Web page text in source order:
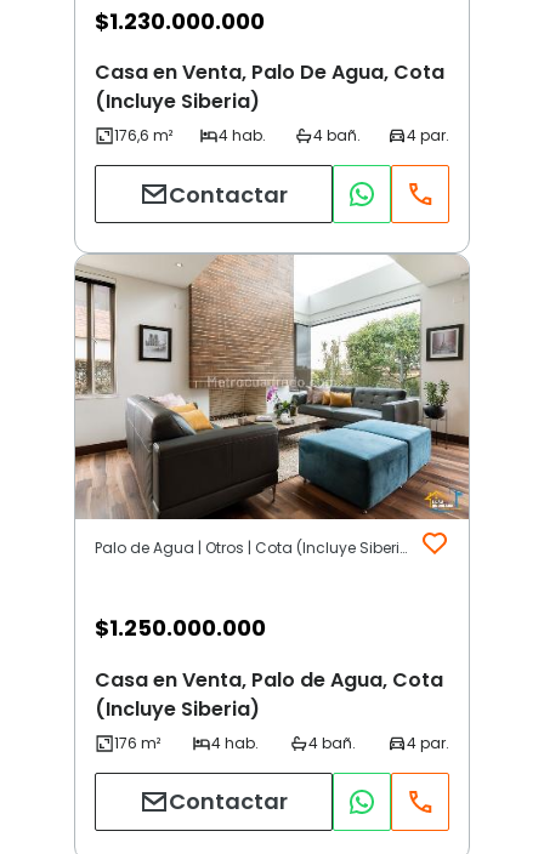
$1.230.000.000
Casa en Venta, Palo De Agua, Cota
(Incluye Siberia)
Contactar
Palo de Agua | Otros | Cota (Incluye Siberia)
$1.250.000.000
Casa en Venta, Palo de Agua, Cota
(Incluye Siberia)
Contactar